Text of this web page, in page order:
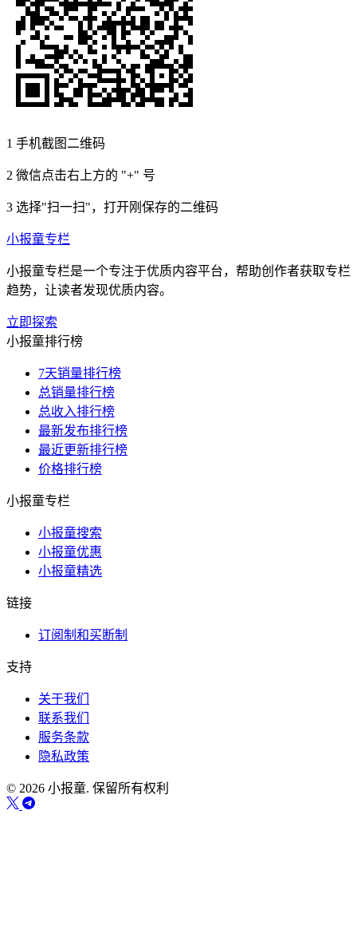
1 手机截图二维码
2 微信点击右上方的 "+" 号
3 选择"扫一扫"，打开刚保存的二维码
小报童专栏
小报童专栏是一个专注于优质内容平台，帮助创作者获取专栏
趋势，让读者发现优质内容。
立即探索
小报童排行榜
7天销量排行榜
总销量排行榜
总收入排行榜
最新发布排行榜
最近更新排行榜
价格排行榜
小报童专栏
小报童搜索
小报童优惠
小报童精选
链接
订阅制和买断制
支持
关于我们
联系我们
服务条款
隐私政策
© 2026 小报童. 保留所有权利